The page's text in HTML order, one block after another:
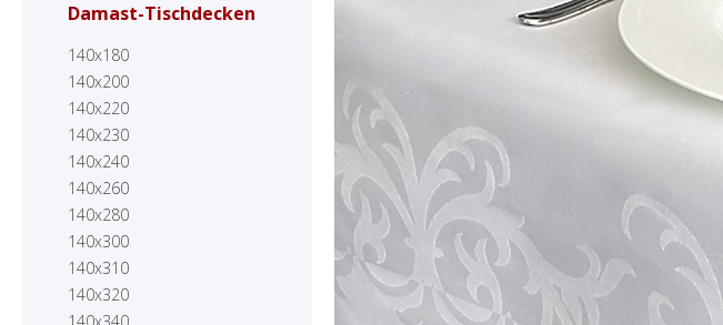
Damast-Tischdecken
140x180
140x200
140x220
140x230
140x240
140x260
140x280
140x300
140x310
140x320